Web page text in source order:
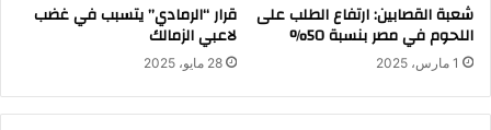
شعبة القصابين: ارتفاع الطلب على
اللحوم في مصر بنسبة 50%
1 مارس، 2025
قرار “الرمادي” يتسبب في غضب
لاعبي الزمالك
28 مايو، 2025